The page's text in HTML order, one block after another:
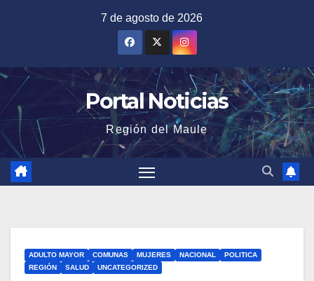
7 de agosto de 2026
Portal Noticias
Región del Maule
ADULTO MAYOR COMUNAS MUJERES NACIONAL
POLITICA
REGIÓN
SALUD UNCATEGORIZED